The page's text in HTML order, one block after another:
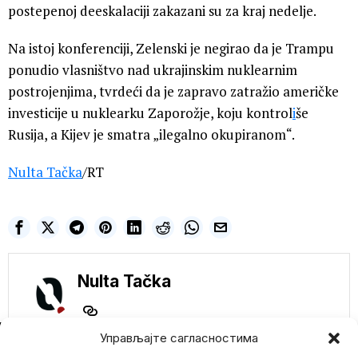
Управљајте сагласностима
postepenoj deeskalaciji zakazani su za kraj nedelje.
Na istoj konferenciji, Zelenski je negirao da je Trampu
ponudio vlasništvo nad ukrajinskim nuklearnim
postrojenjima, tvrdeći da je zapravo zatražio američke
investicije u nuklearku Zaporožje, koju kontroliše
Rusija, a Kijev je smatra „ilegalno okupiranom“.
Nulta Tačka/RT
Nulta Tačka